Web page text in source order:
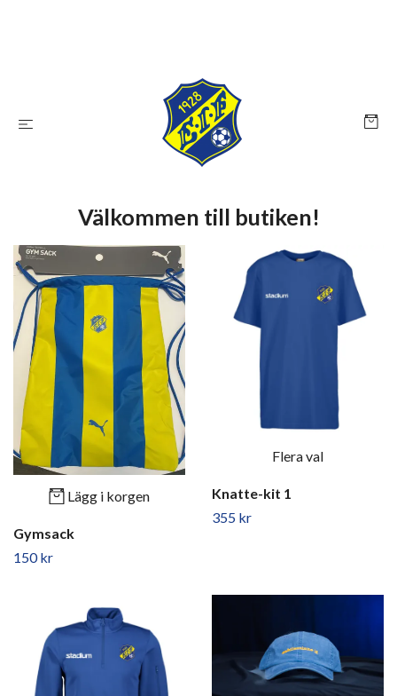
Välkommen till butiken!
Lägg i korgen
Gymsack
150 kr
Flera val
Knatte-kit 1
355 kr